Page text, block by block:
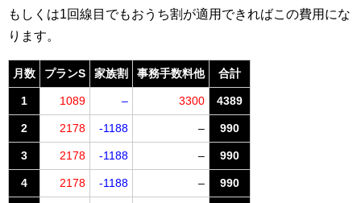
もしくは1回線目でもおうち割が適用できればこの費用にな
ります。
月数 プランS 家族割 事務手数料他 合計
1 1089 – 3300 4389
2 2178 -1188 – 990
3 2178 -1188 – 990
4 2178 -1188 – 990